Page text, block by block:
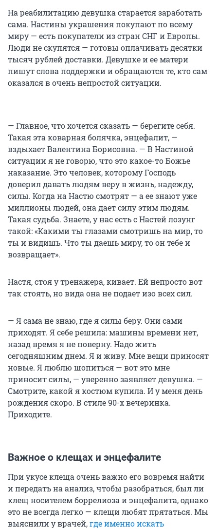
На реабилитацию девушка старается заработать
сама. Настины украшения покупают по всему
миру — есть покупатели из стран СНГ и Европы.
Люди не скупятся — готовы оплачивать десятки
тысяч рублей доставки. Девушке и ее матери
пишут слова поддержки и обращаются те, кто сам
оказался в очень непростой ситуации.
— Главное, что хочется сказать — берегите себя.
Такая эта коварная болячка, энцефалит, —
вздыхает Валентина Борисовна. — В Настиной
ситуации я не говорю, что это какое-то Божье
наказание. Это человек, которому Господь
доверил давать людям веру в жизнь, надежду,
силы. Когда на Настю смотрят — а ее знают уже
миллионы людей, она дает силу этим людям.
Такая судьба. Знаете, у нас есть с Настей лозунг
такой: «Какими ты глазами смотришь на мир, то
ты и видишь. Что ты даешь миру, то он тебе и
возвращает».
Настя, стоя у тренажера, кивает. Ей непросто вот
так стоять, но вида она не подает изо всех сил.
— Я сама не знаю, где я силы беру. Они сами
приходят. Я себе решила: машины времени нет,
назад время я не поверну. Надо жить
сегодняшним днем. Я и живу. Мне вещи приносят
новые. Я люблю шопиться — вот это мне
приносит силы, — уверенно заявляет девушка. —
Смотрите, какой я костюм купила. И у меня день
рождения скоро. В стиле 90-х вечеринка.
Приходите.
Важное о клещах и энцефалите
При укусе клеща очень важно его вовремя найти
и передать на анализ, чтобы разобраться, был ли
клещ носителем боррелиоза и энцефалита, однако
это не всегда легко — клещи любят прятаться. Мы
выяснили у врачей,где именно искать